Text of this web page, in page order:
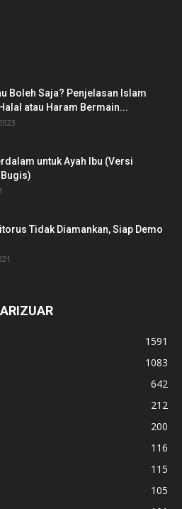
Boleh Saja? Penjelasan Islam
atau Haram Bermain...
untuk Ayah Ibu (Versi
Tidak Diamankan, Siap Demo
1591
1083
642
212
200
116
115
105